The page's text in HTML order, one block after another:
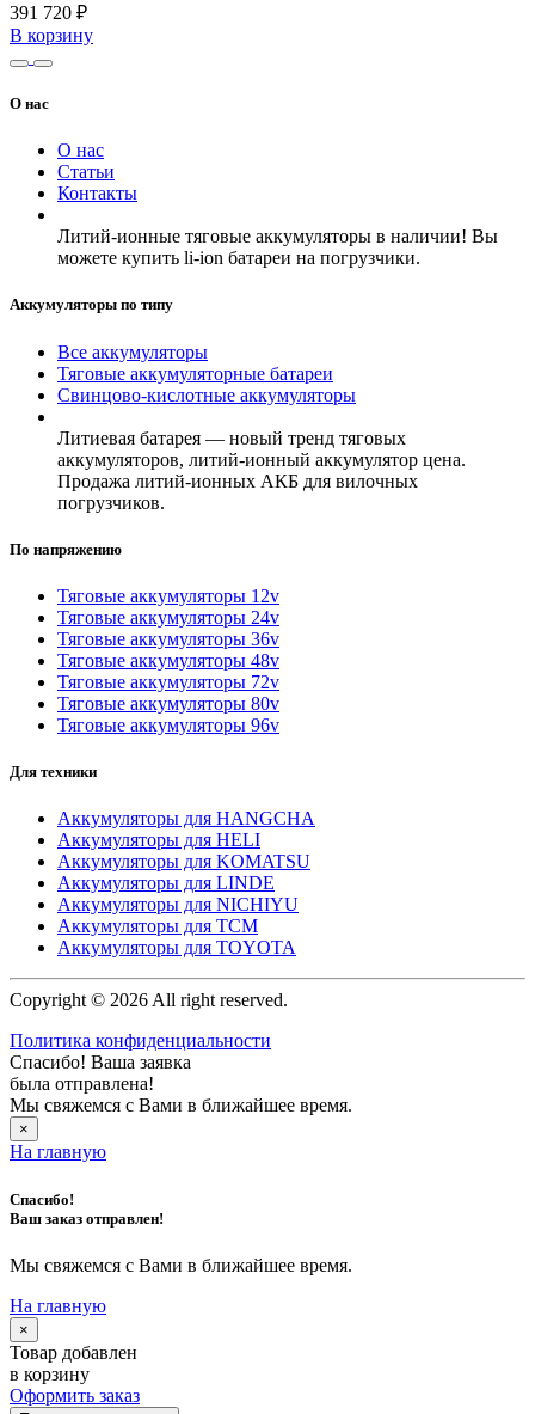
391 720 ₽
В корзину
О нас
О нас
Статьи
Контакты
Литий-ионные тяговые аккумуляторы в наличии! Вы
можете купить li-ion батареи на погрузчики.
Аккумуляторы по типу
Все аккумуляторы
Тяговые аккумуляторные батареи
Свинцово-кислотные аккумуляторы
Литиевая батарея — новый тренд тяговых
аккумуляторов, литий-ионный аккумулятор цена.
Продажа литий-ионных АКБ для вилочных
погрузчиков.
По напряжению
Тяговые аккумуляторы 12v
Тяговые аккумуляторы 24v
Тяговые аккумуляторы 36v
Тяговые аккумуляторы 48v
Тяговые аккумуляторы 72v
Тяговые аккумуляторы 80v
Тяговые аккумуляторы 96v
Для техники
Аккумуляторы для HANGCHA
Аккумуляторы для HELI
Аккумуляторы для KOMATSU
Аккумуляторы для LINDE
Аккумуляторы для NICHIYU
Аккумуляторы для TCM
Аккумуляторы для TOYOTA
Copyright © 2026 All right reserved.
Политика конфиденциальности
Спасибо! Ваша заявка
была отправлена!
Мы свяжемся с Вами в ближайшее время.
×
На главную
Спасибо!
Ваш заказ отправлен!
Мы свяжемся с Вами в ближайшее время.
На главную
×
Товар добавлен
в корзину
Оформить заказ